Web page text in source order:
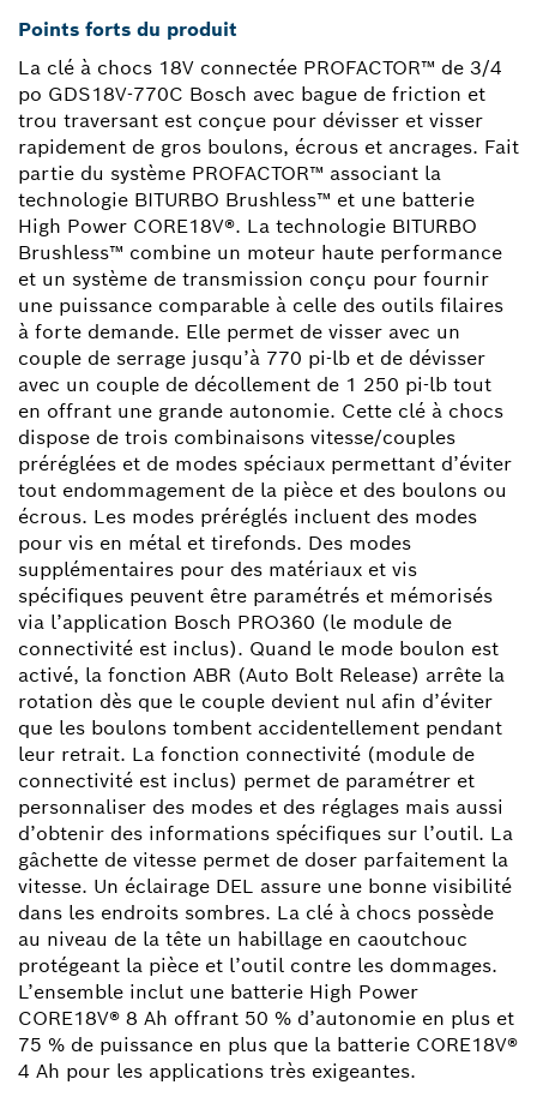
Points forts du produit
La clé à chocs 18V connectée PROFACTOR™ de 3/4
po GDS18V-770C Bosch avec bague de friction et
trou traversant est conçue pour dévisser et visser
rapidement de gros boulons, écrous et ancrages. Fait
partie du système PROFACTOR™ associant la
technologie BITURBO Brushless™ et une batterie
High Power CORE18V®. La technologie BITURBO
Brushless™ combine un moteur haute performance
et un système de transmission conçu pour fournir
une puissance comparable à celle des outils filaires
à forte demande. Elle permet de visser avec un
couple de serrage jusqu’à 770 pi-lb et de dévisser
avec un couple de décollement de 1 250 pi-lb tout
en offrant une grande autonomie. Cette clé à chocs
dispose de trois combinaisons vitesse/couples
préréglées et de modes spéciaux permettant d’éviter
tout endommagement de la pièce et des boulons ou
écrous. Les modes préréglés incluent des modes
pour vis en métal et tirefonds. Des modes
supplémentaires pour des matériaux et vis
spécifiques peuvent être paramétrés et mémorisés
via l’application Bosch PRO360 (le module de
connectivité est inclus). Quand le mode boulon est
activé, la fonction ABR (Auto Bolt Release) arrête la
rotation dès que le couple devient nul afin d’éviter
que les boulons tombent accidentellement pendant
leur retrait. La fonction connectivité (module de
connectivité est inclus) permet de paramétrer et
personnaliser des modes et des réglages mais aussi
d’obtenir des informations spécifiques sur l’outil. La
gâchette de vitesse permet de doser parfaitement la
vitesse. Un éclairage DEL assure une bonne visibilité
dans les endroits sombres. La clé à chocs possède
au niveau de la tête un habillage en caoutchouc
protégeant la pièce et l’outil contre les dommages.
L’ensemble inclut une batterie High Power
CORE18V® 8 Ah offrant 50 % d’autonomie en plus et
75 % de puissance en plus que la batterie CORE18V®
4 Ah pour les applications très exigeantes.